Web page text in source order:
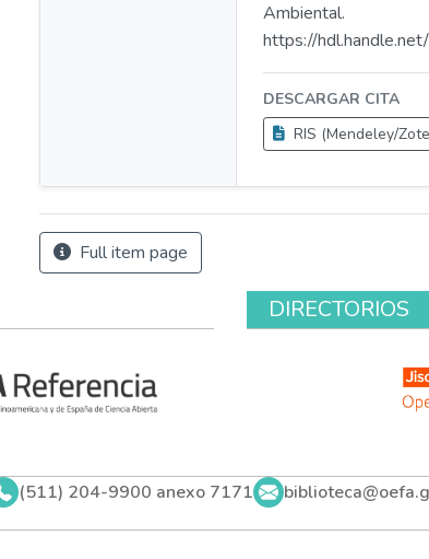
Ambiental.
https://
DESCARGAR CITA
RIS (Mendeley/
Full item page
DIRECTORIOS
(511) 204-9900 anexo 7171